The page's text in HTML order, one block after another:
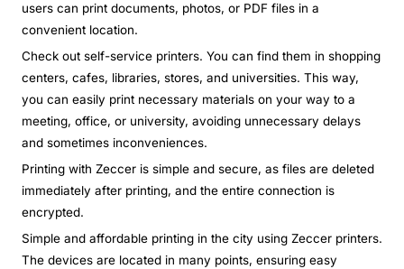
users can print documents, photos, or PDF files in a
convenient location.
Check out self-service printers. You can find them in shopping
centers, cafes, libraries, stores, and universities. This way,
you can easily print necessary materials on your way to a
meeting, office, or university, avoiding unnecessary delays
and sometimes inconveniences.
Printing with Zeccer is simple and secure, as files are deleted
immediately after printing, and the entire connection is
encrypted.
Simple and affordable printing in the city using Zeccer printers.
The devices are located in many points, ensuring easy